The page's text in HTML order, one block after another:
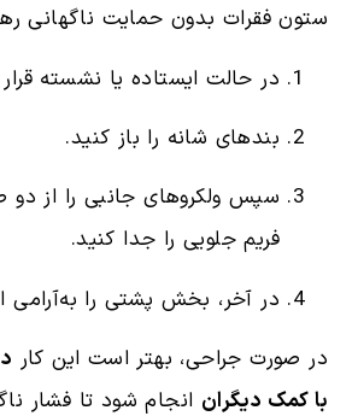
ستون فقرات بدون حمایت ناگهانی
در حالت ایستاده یا نشسته قرار
بندهای شانه را باز کنید.
سپس ولکروهای جانبی را از دو
فریم جلویی را جدا کنید.
در آخر، بخش پشتی را به‌آرامی
در صورت جراحی، بهتر است این کار
با کمک دیگران انجام شود تا فشار